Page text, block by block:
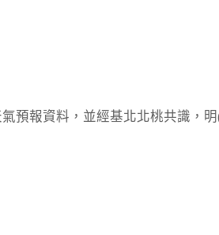
預報資料，並經基北北桃共識，